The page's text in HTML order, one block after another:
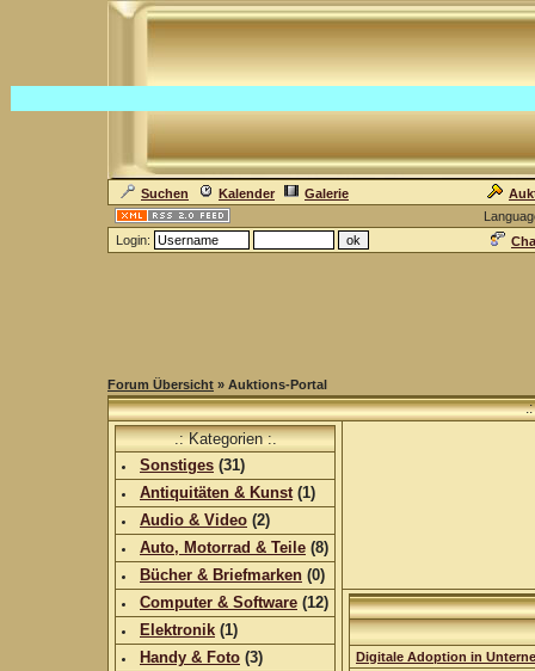
Suchen Kalender Galerie
Login:
Forum Übersicht » Auktions-Portal
.: Kategorien :.
Sonstiges (31)
Antiquitäten & Kunst(1)
Audio & Video (2)
Auto, Motorrad & Teile (8)
Bücher & Briefmarken (0)
Computer & Software (12)
Elektronik (1)
Handy & Foto (3)
Digitale Adoption in